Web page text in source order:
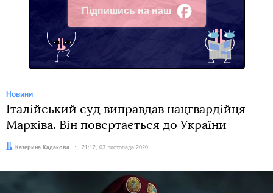
Підпишись на наш
Facebook
Новини
Італійський суд виправдав нацгвардійця
Марківа. Він повертається до України
Автор:Катерина Кадакова Дата:
21:12, 03 листопада 2020